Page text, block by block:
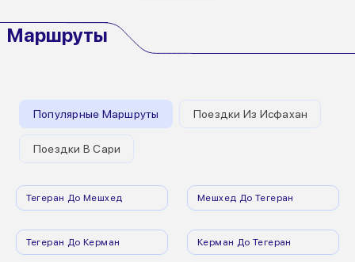
Маршруты
Популярные Маршруты Поездки Из Исфахан
Поездки В Сари
Тегеран До Мешхед Мешхед До Тегеран
Тегеран До Керман Керман До Тегеран